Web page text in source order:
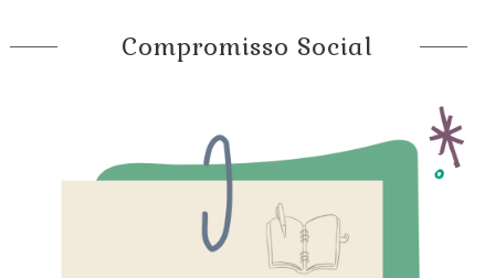
Compromisso Social